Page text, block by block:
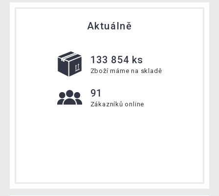
Aktuálně
133 854 ks
Zboží máme na skladě
91
Zákazníků online